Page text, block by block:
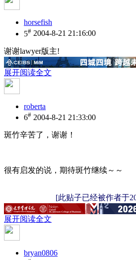
horsefish
5# 2004-8-21 21:16:00
谢谢lawyer版主!
展开阅读全文
roberta
6# 2004-8-21 21:33:00
斑竹辛苦了，谢谢！
很有启发的说，期待斑竹继续～～
[此贴子已经被作者于
展开阅读全文
bryan0806